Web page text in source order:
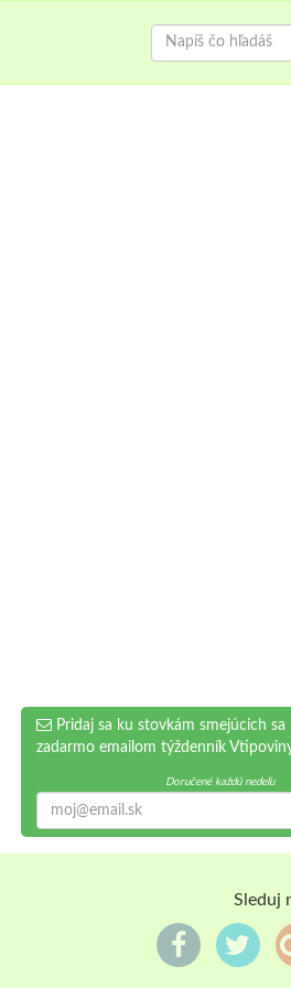
Pridaj sa ku stovkám smejúcich
zadarmo emailom týždenník
Doručené každú nedeľu
Sleduj